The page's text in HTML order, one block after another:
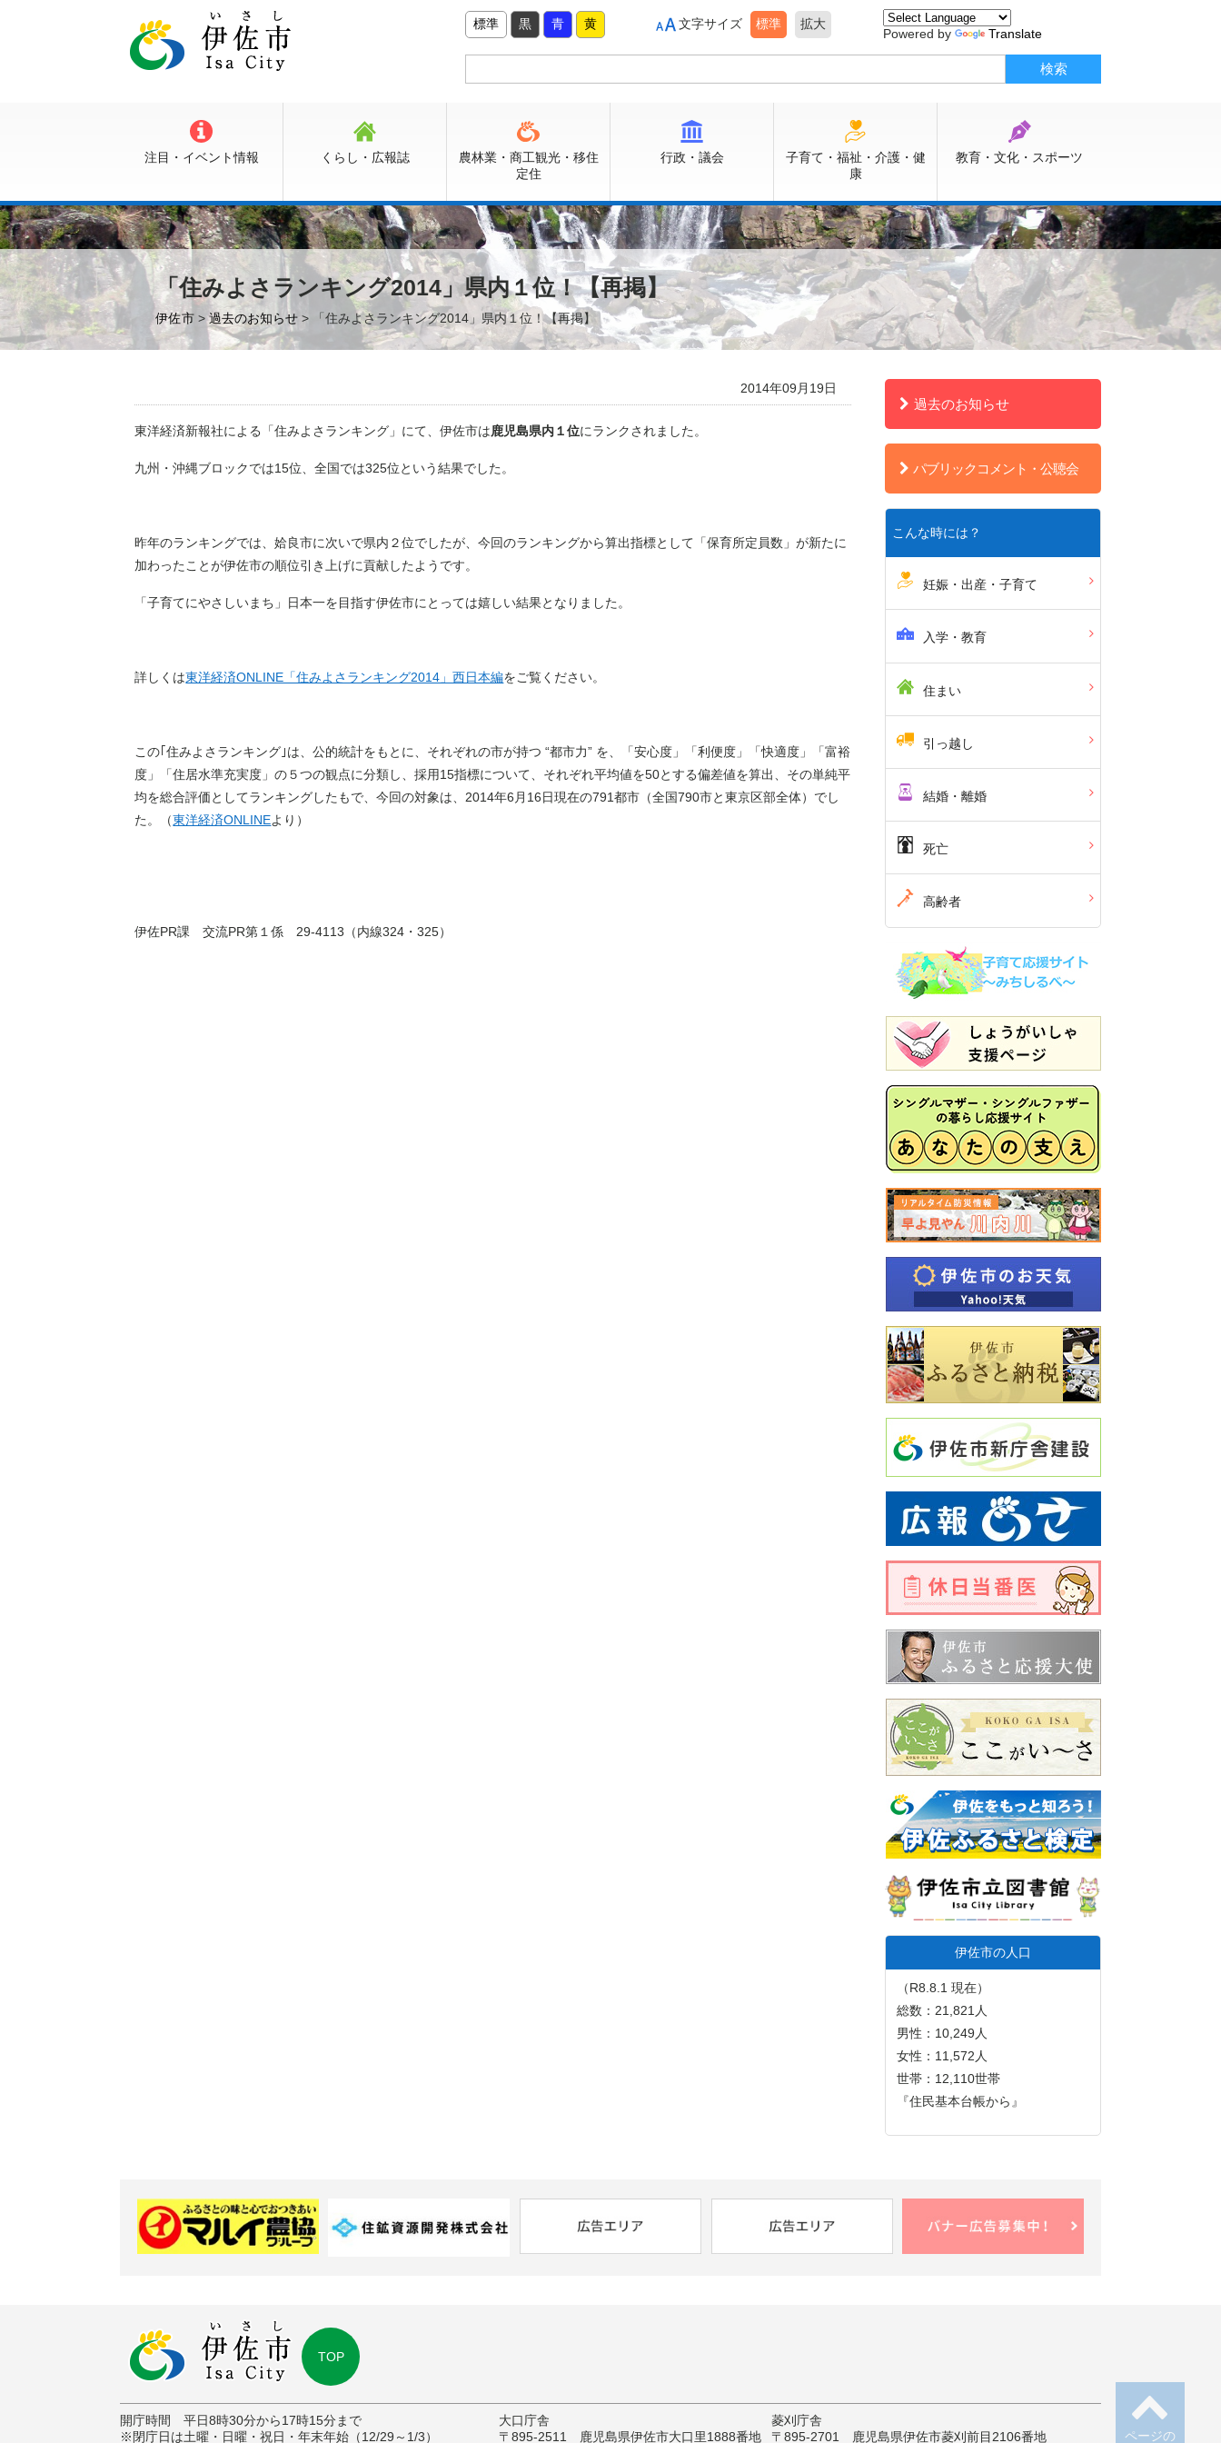
標準 黒 青 黄 文字サイズ 標準 拡大
Powered by Translate
注目・イベント情報 くらし・広報誌
農林業・商工観光・移住
定住
行政・議会
子育て・福祉・介護・健
康
教育・文化・スポーツ
「住みよさランキング2014」県内１位！【再掲】
伊佐市 >過去のお知らせ > 「住みよさランキング2014」県内１位！【再掲】
2014年09月19日
東洋経済新報社による「住みよさランキング」にて、伊佐市は鹿児島県内１位にランクされました。
九州・沖縄ブロックでは15位、全国では325位という結果でした。
昨年のランキングでは、姶良市に次いで県内２位でしたが、今回のランキングから算出指標として「保育所定員数」が新たに
加わったことが伊佐市の順位引き上げに貢献したようです。
「子育てにやさしいまち」日本一を目指す伊佐市にとっては嬉しい結果となりました。
詳しくは東洋経済ONLINE「住みよさランキング2014」西日本編をご覧ください。
この｢住みよさランキング｣は、公的統計をもとに、それぞれの市が持つ “都市力” を、「安心度」「利便度」「快適度」「富裕
度」「住居水準充実度」の５つの観点に分類し、採用15指標について、それぞれ平均値を50とする偏差値を算出、その単純平
均を総合評価としてランキングしたもで、今回の対象は、2014年6月16日現在の791都市（全国790市と東京区部全体）でし
た。（東洋経済ONLINEより）
伊佐PR課 交流PR第１係 29-4113（内線324・325）
過去のお知らせ
パブリックコメント・公聴会
こんな時には？
妊娠・出産・子育て
入学・教育
住まい
引っ越し
結婚・離婚
死亡
高齢者
伊佐市の人口
（R8.8.1 現在）
総数：21,821人
男性：10,249人
女性：11,572人
世帯：12,110世帯
『住民基本台帳から』
ページの
TOP
開庁時間 平日8時30分から17時15分まで
※閉庁日は土曜・日曜・祝日・年末年始（12/29～1/3）
大口庁舎
〒895-2511 鹿児島県伊佐市大口里1888番地
菱刈庁舎
〒895-2701 鹿児島県伊佐市菱刈前目2106番地